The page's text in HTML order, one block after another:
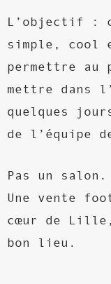
L’objectif :
simple, cool
permettre
mettre dans
quelques
de l’équipe
Pas un
Une vente
cœur de Lille,
bon lieu.